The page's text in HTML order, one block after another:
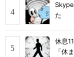
た
休息
「休